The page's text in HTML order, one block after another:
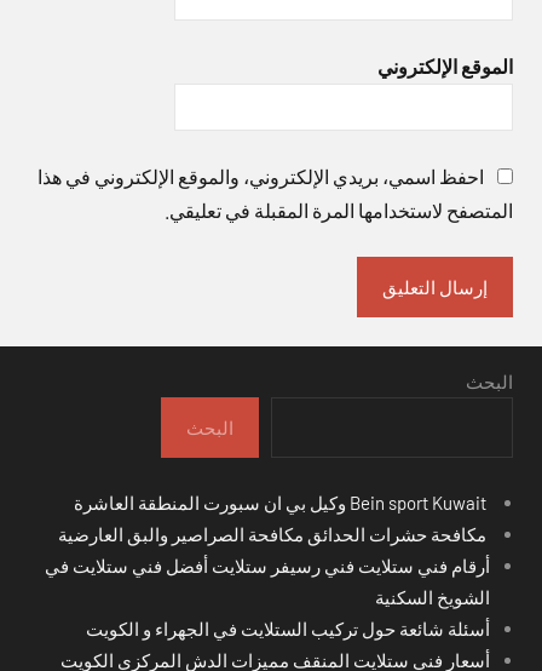
الموقع الإلكتروني
احفظ اسمي، بريدي الإلكتروني، والموقع الإلكتروني في هذا
المتصفح لاستخدامها المرة المقبلة في تعليقي.
البحث
البحث
مكافحة حشرات الحدائق مكافحة الصراصير والبق العارضية
أرقام فني ستلايت فني رسيفر ستلايت أفضل فني ستلايت في
الشويخ السكنية
أسئلة شائعة حول تركيب الستلايت في الجهراء و الكويت
أسعار فني ستلايت المنقف مميزات الدش المركزي الكويت